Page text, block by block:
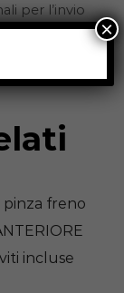
per l’invio
×